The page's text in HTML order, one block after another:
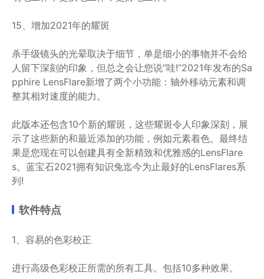
15、增加2021年的耀斑
杀手级镜头的光晕取决于细节，单是细小的事物并不会给
人留下深刻的印象，但总之会让您说”哇!”2021年发布的Sa
pphire LensFlare新增了两个小功能：轴外移动元素和调
整其相对速度的能力。
此版本还包含10个新的耀斑，这些耀斑令人印象深刻，展
示了这些新的和最近添加的功能，例如元素着色。最终结
果是您现在可以创建具有全新精致和优雅感的LensFlare
s。蓝宝石2021拥有知识兔迄今为止最好的LensFlares系
列!
软件特点
1、容易的色彩校正
进行高级色彩校正所需的所有工具。包括10多种效果。